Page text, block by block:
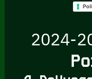
2024-